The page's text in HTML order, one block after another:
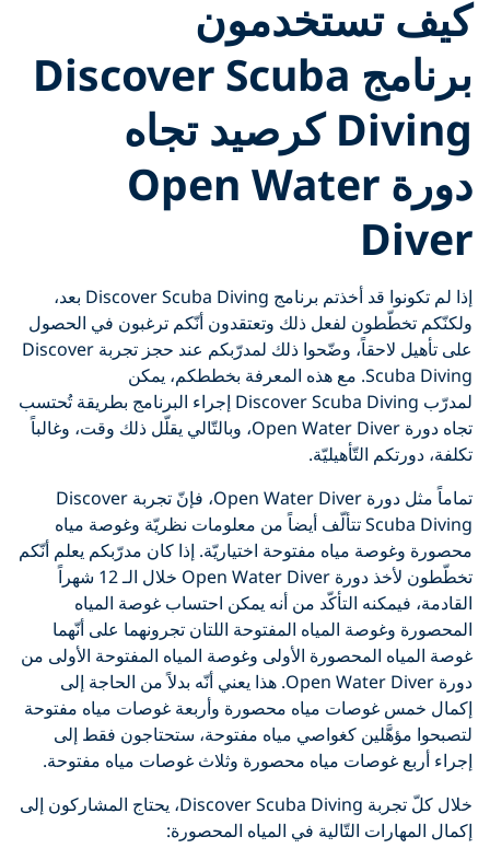
برنامج Discover Scuba
Diving كرصيد تجاه
دورة Open Water
إذا لم تكونوا قد أخذتم برنامج Discover Scuba Diving بعد،
لفعل ذلك وتعتقدون أنّكم ترغبون في الحصول
على تأهيل لاحقاً، وضّحوا ذلك لمدرّبكم عند حجز تجربة Discover
Scuba Diving. مع هذه المعرفة بخططكم، يمكن
لمدرّب Discover Scuba Diving إجراء البرنامج بطريقة تُحتسب
تجاه دورة Open Water Diver، وبالتّالي يقلّل ذلك وقت، وغالباً
التّأهيليّة.
تماماً مثل دورة Open Water Diver، فإنّ تجربة Discover
Scuba Diving تتألّف أيضاً من معلومات نظريّة وغوصة مياه
مياه مفتوحة اختياريّة. إذا كان مدرّبكم يعلم أنّكم
تخطّطون لأخذ دورة Open Water Diver خلال الـ 12 شهراً
التأكّد من أنه يمكن احتساب غوصة المياه
المياه المفتوحة اللتان تجرونهما على أنّهما
المحصورة الأولى وغوصة المياه المفتوحة الأولى من
دورة Open Water Diver. هذا يعني أنّه بدلاً من الحاجة إلى
غوصات مياه محصورة وأربعة غوصات مياه مفتوحة
كغواصي مياه مفتوحة، ستحتاجون فقط إلى
غوصات مياه محصورة وثلاث غوصات مياه مفتوحة.
خلال كلّ تجربة Discover Scuba Diving، يحتاج المشاركون إلى
التّالية في المياه المحصورة: